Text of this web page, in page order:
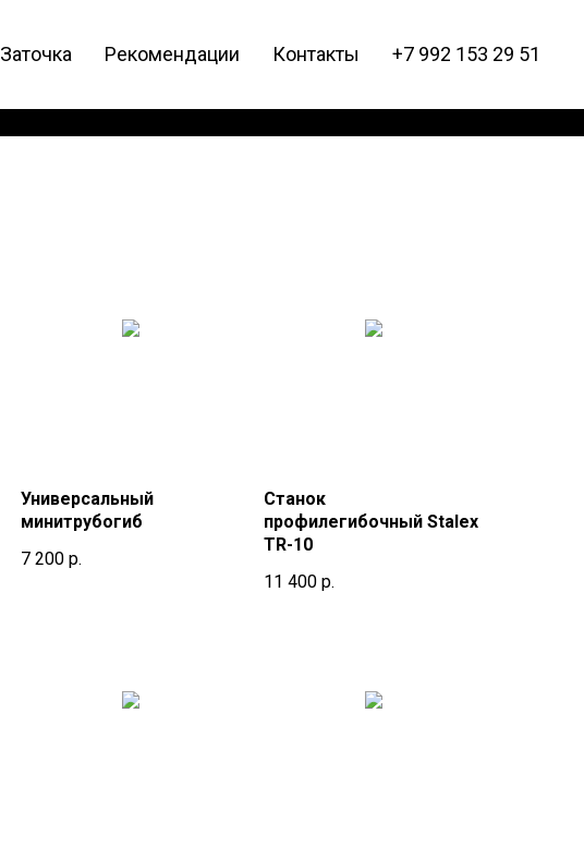
Заточка Рекомендации Контакты +7 992 153 29 51
Универсальный
минитрубогиб
7 200 р.
Станок
профилегибочный Stalex
TR-10
11 400 р.